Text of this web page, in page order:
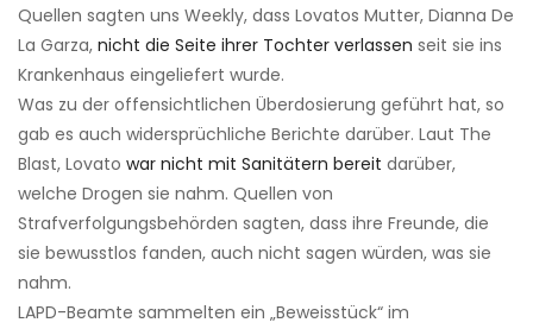
Quellen sagten uns Weekly, dass Lovatos Mutter, Dianna De
La Garza, nicht die Seite ihrer Tochter verlassen seit sie ins
Krankenhaus eingeliefert wurde.
Was zu der offensichtlichen Überdosierung geführt hat, so
gab es auch widersprüchliche Berichte darüber. Laut The
Blast, Lovato war nicht mit Sanitätern bereit darüber,
welche Drogen sie nahm. Quellen von
Strafverfolgungsbehörden sagten, dass ihre Freunde, die
sie bewusstlos fanden, auch nicht sagen würden, was sie
nahm.
LAPD-Beamte sammelten ein „Beweisstück“ im